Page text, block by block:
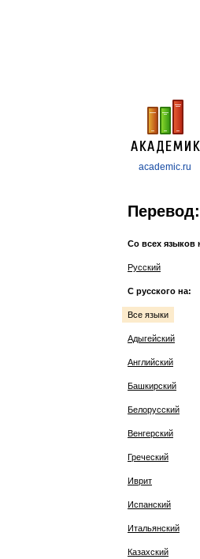
academic.ru
Перевод:
Со всех языков
Русский
С русского на:
Все языки
Адыгейский
Английский
Башкирский
Белорусский
Венгерский
Греческий
Иврит
Испанский
Итальянский
Казахский